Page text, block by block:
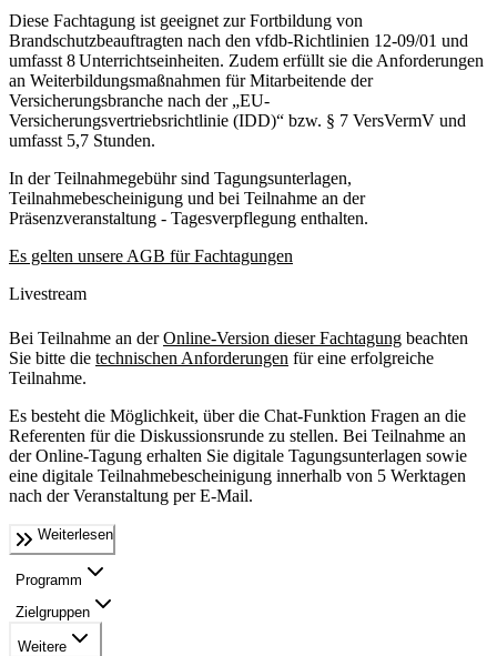
Diese Fachtagung ist geeignet zur Fortbildung von
Brandschutzbeauftragten nach den vfdb-Richtlinien 12-09/01 und
umfasst 8 Unterrichtseinheiten. Zudem erfüllt sie die Anforderungen
an Weiterbildungsmaßnahmen für Mitarbeitende der
Versicherungsbranche nach der „EU-
Versicherungsvertriebsrichtlinie (IDD)“ bzw. § 7 VersVermV und
umfasst 5,7 Stunden.
In der Teilnahmegebühr sind Tagungsunterlagen,
Teilnahmebescheinigung und bei Teilnahme an der
Präsenzveranstaltung - Tagesverpflegung enthalten.
Es gelten unsere AGB für Fachtagungen
Livestream
Bei Teilnahme an derOnline-Version dieser Fachtagung beachten
Sie bitte die technischen Anforderungen für eine erfolgreiche
Teilnahme.
Es besteht die Möglichkeit, über die Chat-Funktion Fragen an die
Referenten für die Diskussionsrunde zu stellen. Bei Teilnahme an
der Online-Tagung erhalten Sie digitale Tagungsunterlagen sowie
eine digitale Teilnahmebescheinigung innerhalb von 5 Werktagen
nach der Veranstaltung per E-Mail.
Weiterlesen
Programm
Zielgruppen
Weitere